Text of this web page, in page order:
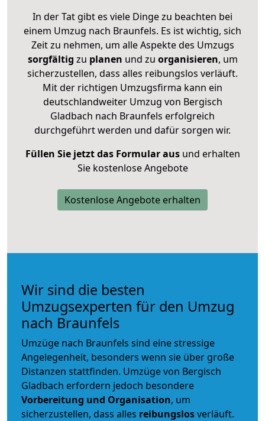
In der Tat gibt es viele Dinge zu beachten bei
einem Umzug nach Braunfels. Es ist wichtig, sich
Zeit zu nehmen, um alle Aspekte des Umzugs
sorgfältig zu planen und zu organisieren, um
sicherzustellen, dass alles reibungslos verläuft.
Mit der richtigen Umzugsfirma kann ein
deutschlandweiter Umzug von Bergisch
Gladbach nach Braunfels erfolgreich
durchgeführt werden und dafür sorgen wir.
Füllen Sie jetzt das Formular ausund erhalten
Sie kostenlose Angebote
Kostenlose Angebote erhalten
Wir sind die besten
Umzugsexperten für den Umzug
nach Braunfels
Umzüge nach Braunfels sind eine stressige
Angelegenheit, besonders wenn sie über große
Distanzen stattfinden. Umzüge von Bergisch
Gladbach erfordern jedoch besondere
Vorbereitung und Organisation, um
sicherzustellen, dass alles reibungslosverläuft.